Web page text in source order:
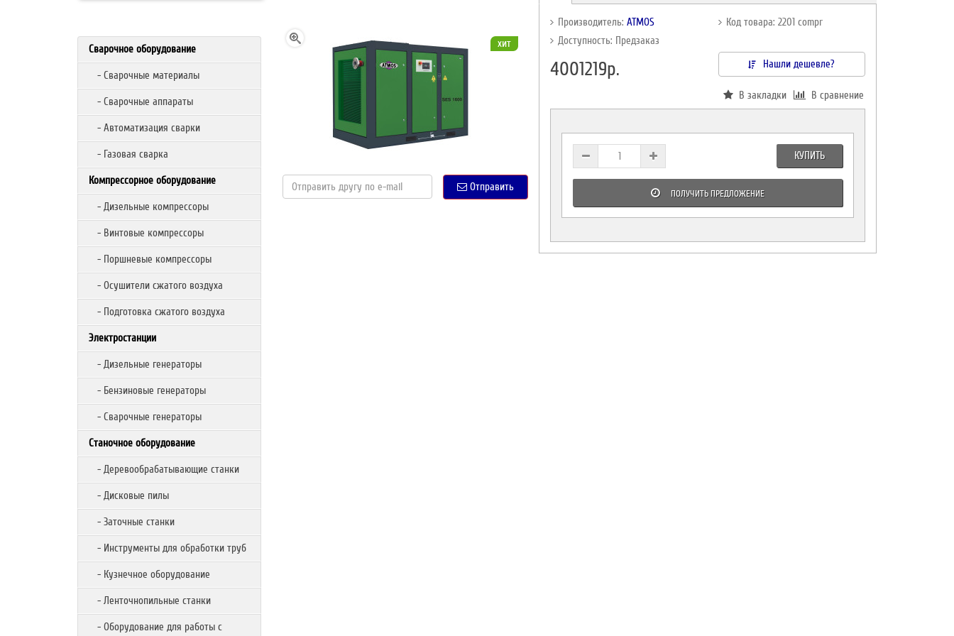
Сварочное оборудование
- Сварочные материалы
- Сварочные аппараты
- Автоматизация сварки
- Газовая сварка
Компрессорное оборудование
- Дизельные компрессоры
- Винтовые компрессоры
- Поршневые компрессоры
- Осушители сжатого воздуха
- Подготовка сжатого воздуха
Электростанции
- Дизельные генераторы
- Бензиновые генераторы
- Сварочные генераторы
Станочное оборудование
- Деревообрабатывающие станки
- Дисковые пилы
- Заточные станки
- Инструменты для обработки труб
- Кузнечное оборудование
- Ленточнопильные станки
- Оборудование для работы с
хит
Отправить
Производитель:ATMOS
Код товара: 2201 compr
Доступность: Предзаказ
4001219р. Нашли дешевле?
В закладки В сравнение
КУПИТЬ
ПОЛУЧИТЬ ПРЕДЛОЖЕНИЕ